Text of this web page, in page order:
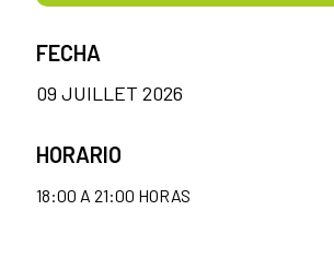
FECHA
09 JUILLET 2026
HORARIO
18:00 A 21:00 HORAS